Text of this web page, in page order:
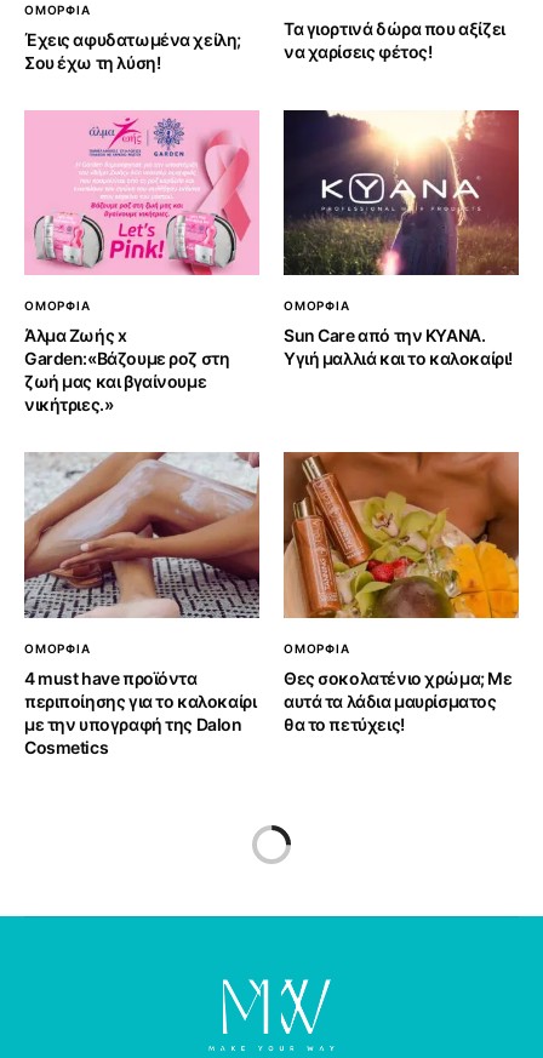
ΟΜΟΡΦΙΑ
Έχεις αφυδατωμένα χείλη;
Σου έχω τη λύση!
Τα γιορτινά δώρα που αξίζει
να χαρίσεις φέτος!
ΟΜΟΡΦΙΑ
Άλμα Ζωής x
Garden:«Βάζουμε ροζ στη
ζωή μας και βγαίνουμε
νικήτριες.»
ΟΜΟΡΦΙΑ
Sun Care από την KYANA.
Υγιή μαλλιά και το καλοκαίρι!
ΟΜΟΡΦΙΑ
4 must have προϊόντα
περιποίησης για το καλοκαίρι
με την υπογραφή της Dalon
Cosmetics
ΟΜΟΡΦΙΑ
Θες σοκολατένιο χρώμα; Με
αυτά τα λάδια μαυρίσματος
θα το πετύχεις!